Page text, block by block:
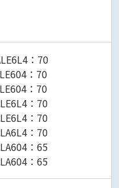
：70
：70
：70
：70
：70
：70
：65
：65